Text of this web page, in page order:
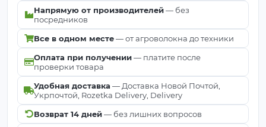
Напрямую от производителей— без
посредников
Все в одном месте— от агроволокна до техники
Оплата при получении— платите после
проверки товара
Удобная доставка — Доставка Новой Почтой,
Укрпочтой, Rozetka Delivery, Delivery
Возврат 14 дней— без лишних вопросов